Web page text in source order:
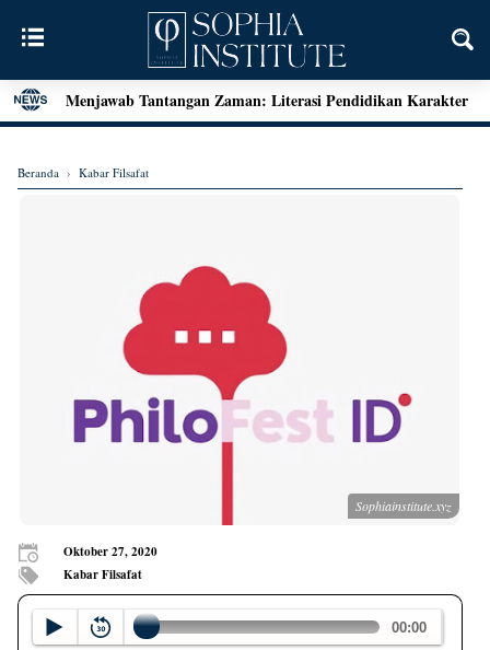
Menjawab Tantangan Zaman: Literasi Pendidikan Karakter
dan Dialog Sains dalam Kegiatan Bedah Buku Palu
Mengenal Teori Etika Immanuel Kant
Augustine on Happiness and Time
Seni Menarik Kesimpulan ala Bertrand Russel
Menjelajahi Hakikat Etika: Sebuah Refleksi dari Aristoteles
hingga Kant
Good Is Good: Menyingkap Hakikat Kebaikan Bersama
George Edward Moore
Kebebasan Sebagai Jembatan Transendensi: Menyelami
Beranda › Kabar Filsafat
Sophiainstitute.xyz
Oktober 27, 2020
Kabar Filsafat